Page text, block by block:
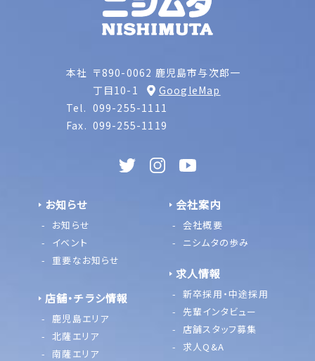
本社 〒890-0062 鹿児島市与次郎一
丁目10-1
GoogleMap
Tel. 099-255-1111
Fax. 099-255-1119
お知らせ
お知らせ
イベント
重要なお知らせ
店舗・チラシ情報
鹿児島エリア
北薩エリア
南薩エリア
会社案内
会社概要
ニシムタの歩み
求人情報
新卒採用・中途採用
先輩インタビュー
店舗スタッフ募集
求人Q&A